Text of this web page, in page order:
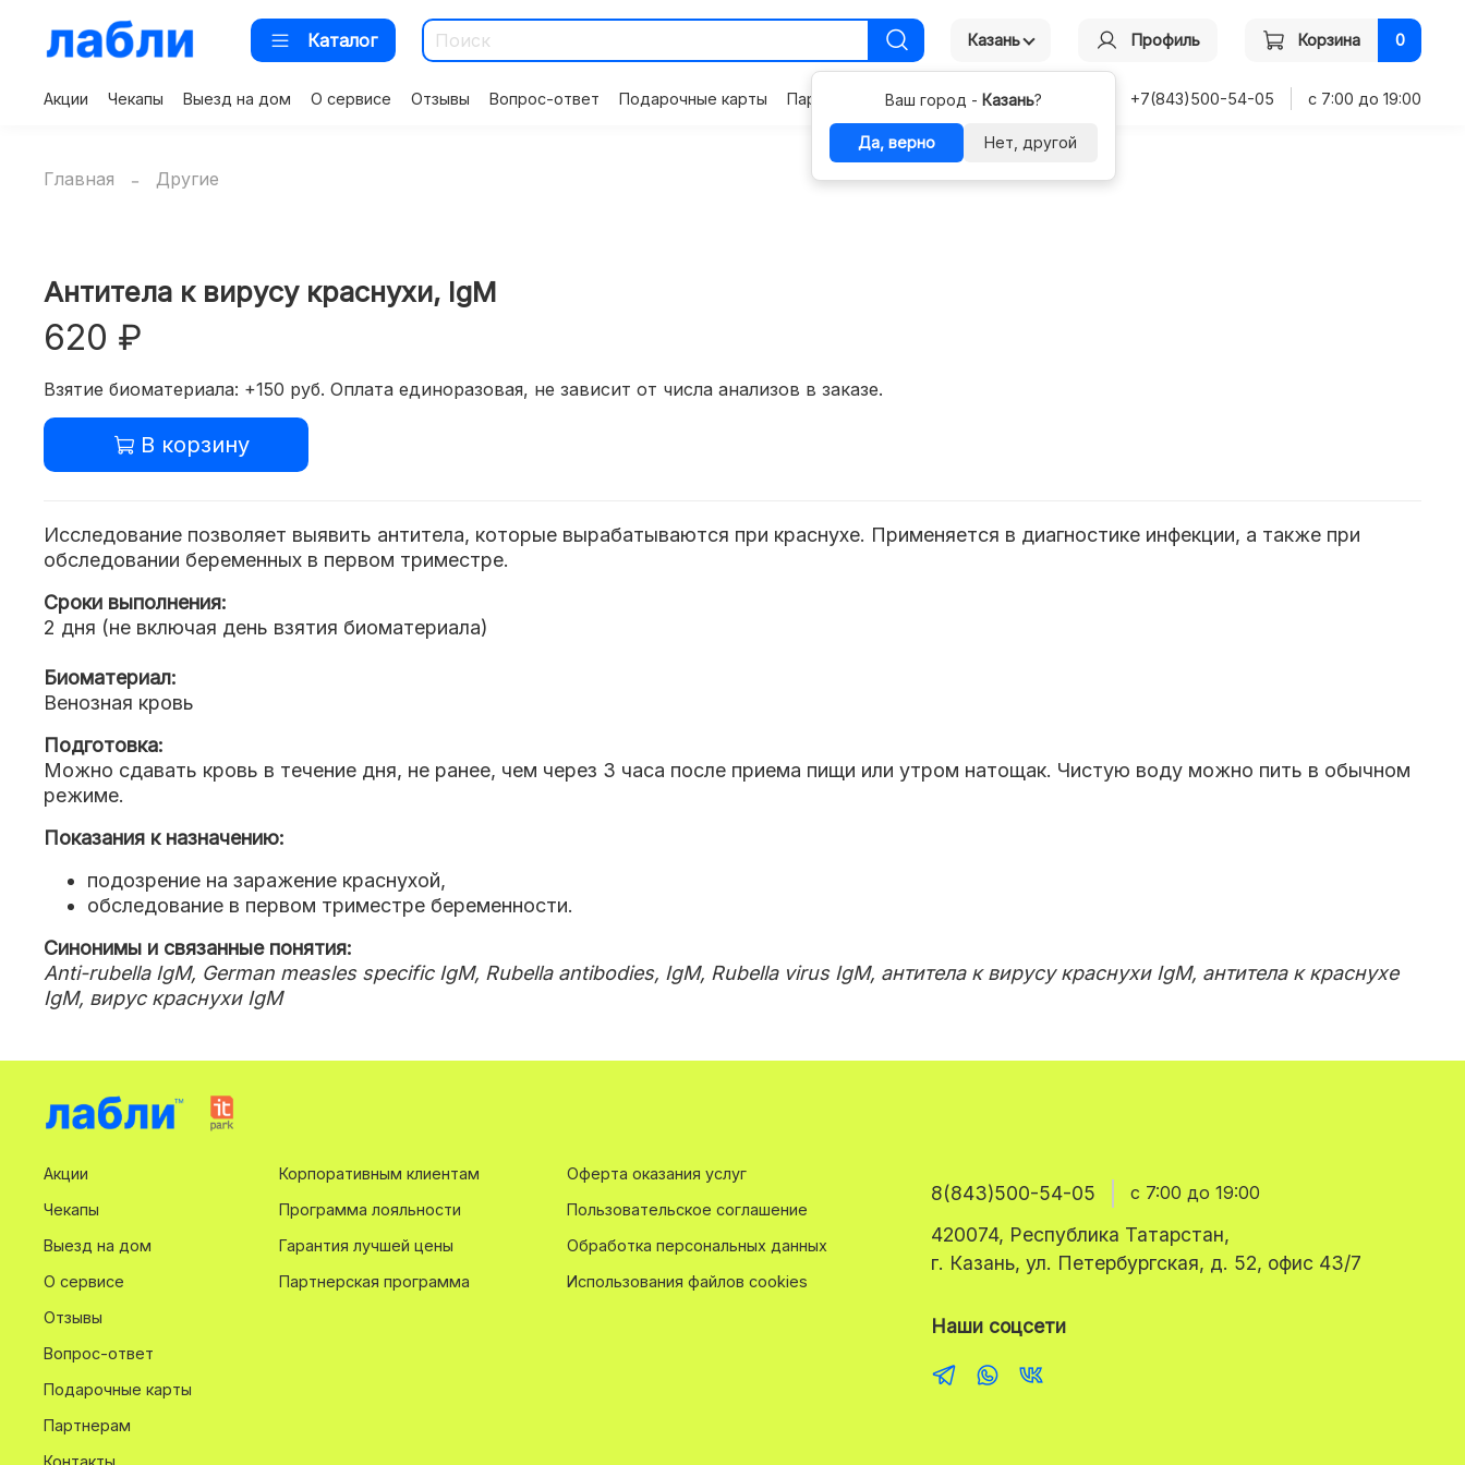
Каталог Казань
Ваш город - Казань?
Да, верно Нет, другой
Профиль Корзина 0
Акции Чекапы Выезд на дом О сервисе Отзывы Вопрос-ответ Подарочные карты Партнерам Контакты +7(843)500-54-05 с 7:00 до 19:00
Главная Другие
Антитела к вирусу краснухи, IgM
620 ₽
Взятие биоматериала: +150 руб. Оплата единоразовая, не зависит от числа анализов в заказе.
В корзину
Исследование позволяет выявить антитела, которые вырабатываются при краснухе. Применяется в диагностике инфекции, а также при
обследовании беременных в первом триместре.
Сроки выполнения:
2 дня (не включая день взятия биоматериала)
Биоматериал:
Венозная кровь
Подготовка:
Можно сдавать кровь в течение дня, не ранее, чем через 3 часа после приема пищи или утром натощак. Чистую воду можно пить в обычном
режиме.
Показания к назначению:
подозрение на заражение краснухой,
обследование в первом триместре беременности.
Синонимы и связанные понятия:
Anti-rubella IgM, German measles specific IgM, Rubella antibodies, IgM, Rubella virus IgM, антитела к вирусу краснухи IgM, антитела к краснухе
IgM, вирус краснухи IgM
Акции
Чекапы
Выезд на дом
О сервисе
Отзывы
Вопрос-ответ
Подарочные карты
Партнерам
Контакты
Корпоративным клиентам
Программа лояльности
Гарантия лучшей цены
Партнерская программа
Оферта оказания услуг
Пользовательское соглашение
Обработка персональных данных
Использования файлов cookies
8(843)500-54-05 с 7:00 до 19:00
420074, Республика Татарстан,
г. Казань, ул. Петербургская, д. 52, офис 43/7
Наши соцсети